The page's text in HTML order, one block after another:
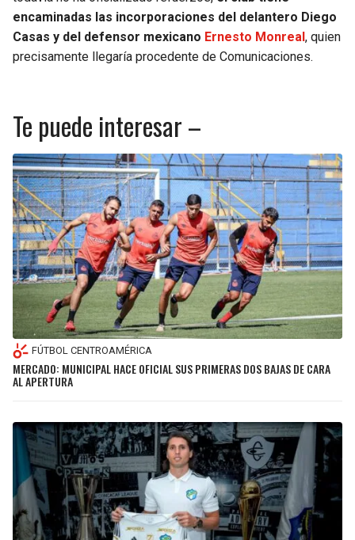
encaminadas las incorporaciones del delantero Diego
Casas y del defensor mexicano Ernesto Monreal, quien
precisamente llegaría procedente de Comunicaciones.
Te puede interesar –
FÚTBOL CENTROAMÉRICA
MERCADO: MUNICIPAL HACE OFICIAL SUS PRIMERAS DOS BAJAS DE CARA
AL APERTURA